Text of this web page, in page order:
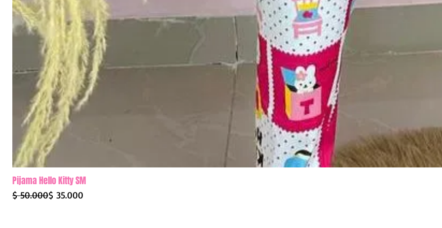
Pijama Hello Kitty SM
Precio
$ 50.000
Precio de oferta
$ 35.000